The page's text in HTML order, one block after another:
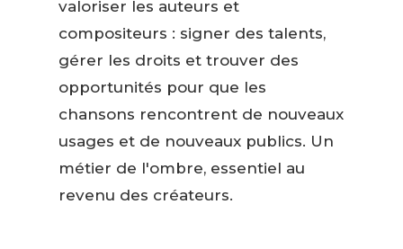
valoriser les auteurs et
compositeurs : signer des talents,
gérer les droits et trouver des
opportunités pour que les
chansons rencontrent de nouveaux
usages et de nouveaux publics. Un
métier de l'ombre, essentiel au
revenu des créateurs.